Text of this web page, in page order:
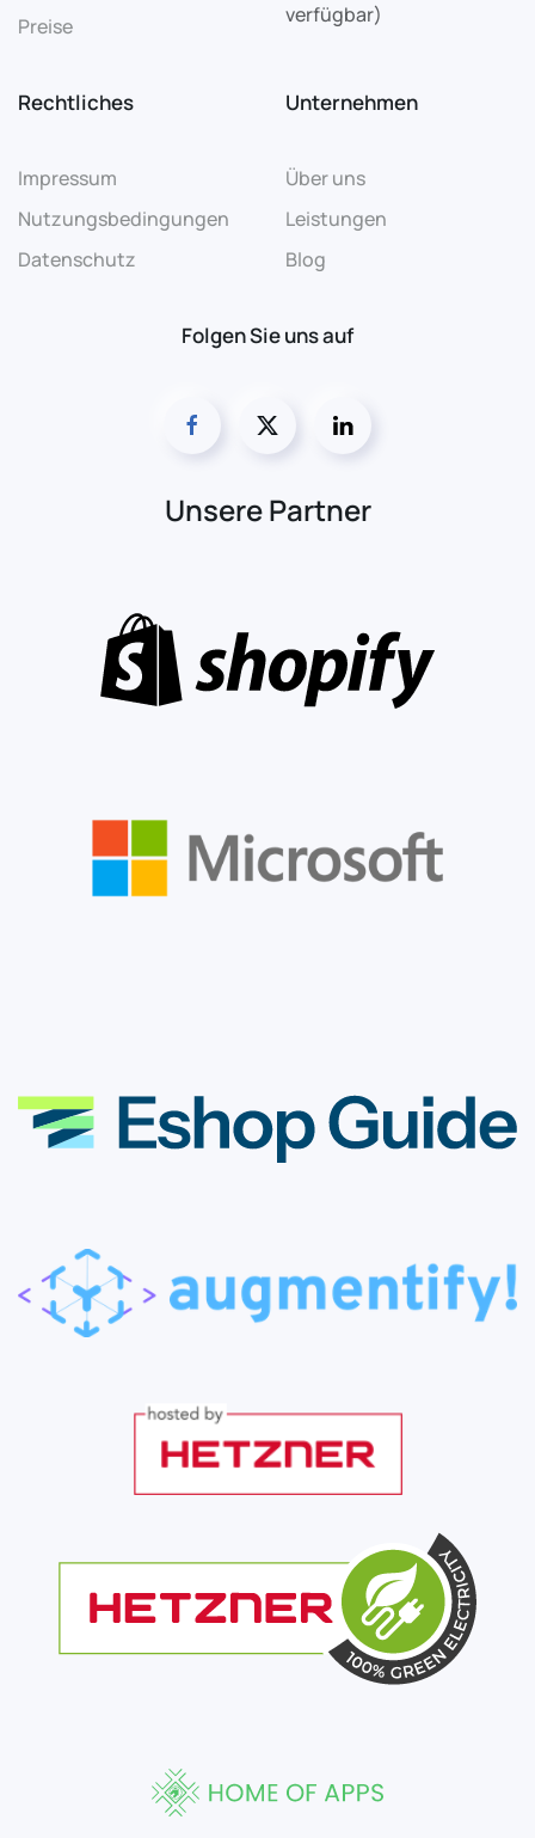
Preise
verfügbar)
Rechtliches
Impressum
Nutzungsbedingungen
Datenschutz
Unternehmen
Über uns
Leistungen
Blog
Folgen Sie uns auf
Unsere Partner